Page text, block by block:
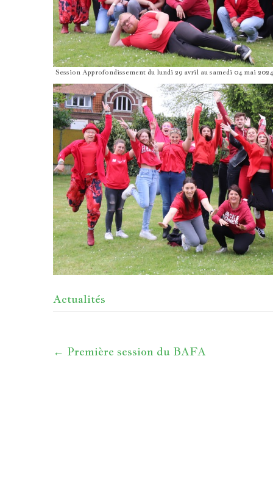
Session Approfondissement du lundi 29 avril au samedi 04 mai 2024
Actualités
← Première session du BAFA